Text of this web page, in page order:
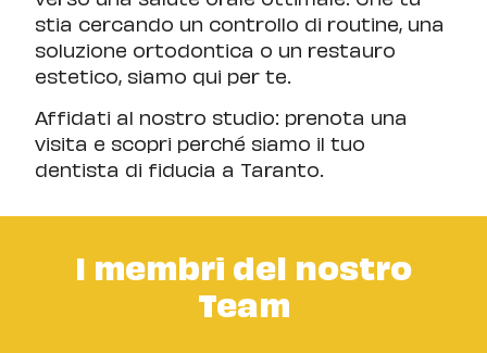
stia cercando un controllo di routine, una
soluzione ortodontica o un restauro
estetico, siamo qui per te.
Affidati al nostro studio: prenota una
visita e scopri perché siamo il tuo
dentista di fiducia a Taranto.
I membri del nostro
Team